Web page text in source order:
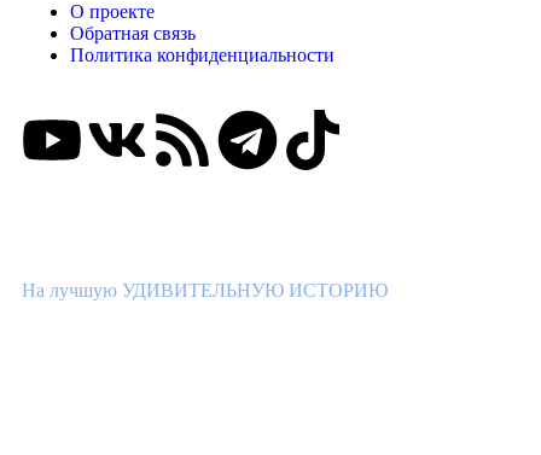
О проекте
Обратная связь
Политика конфиденциальности
На лучшую УДИВИТЕЛЬНУЮ ИСТОРИЮ